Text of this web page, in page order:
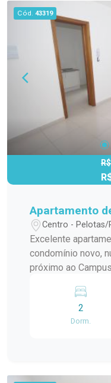
Cód. 43319
Apartamento
Centro - Pelotas/
Excelente
condomínio novo,
próximo ao
câmeras, bombas
OBS.: Vaga de
adicional de
2
Dorm.